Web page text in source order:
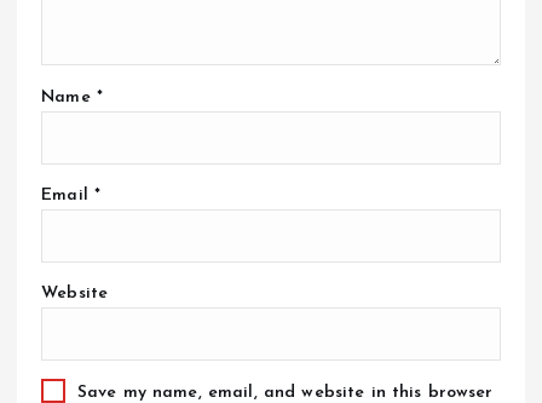
Name *
Email *
Website
Save my name, email, and website in this browser